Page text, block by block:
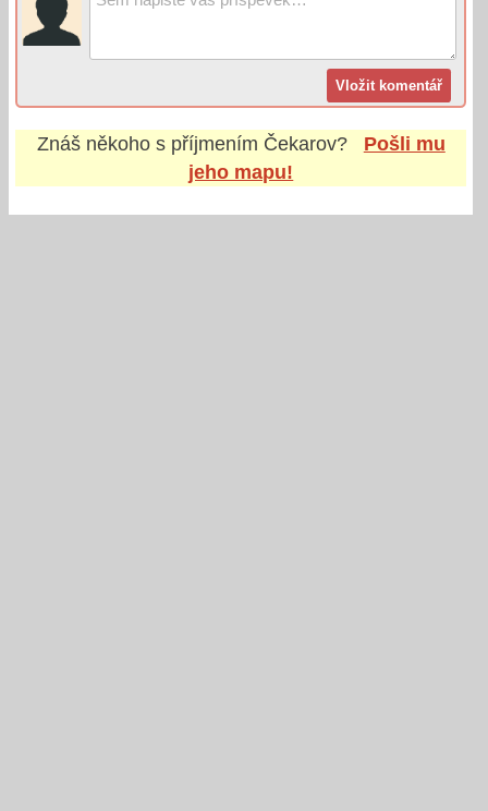
Znáš někoho s příjmením Čekarov?
Pošli mu
jeho mapu!